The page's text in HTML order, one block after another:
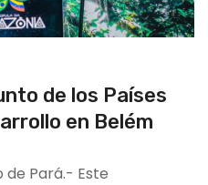
de los Países
en Belém
de Pará.- Este